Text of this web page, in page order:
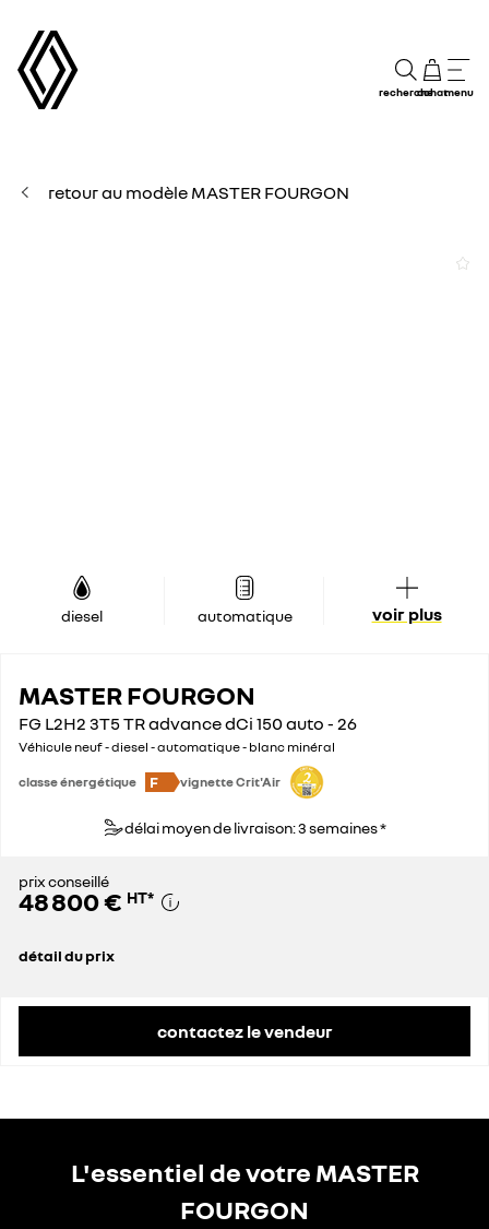
rechercheachatmenu
retour au modèle MASTER FOURGON
diesel automatique voir plus
MASTER FOURGON
FG L2H2 3T5 TR advance dCi 150 auto - 26
Véhicule neuf - diesel - automatique - blanc minéral
classe énergétique F vignette Crit'Air
délai moyen de livraison: 3 semaines *
prix conseillé
48 800 € HT*
détail du prix
contactez le vendeur
L'essentiel de votre MASTER
FOURGON